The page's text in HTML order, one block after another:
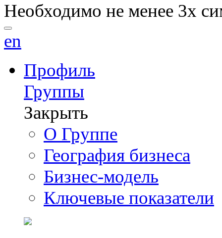
Необходимо не менее 3х
en
Профиль
Группы
Закрыть
О Группе
География бизнеса
Бизнес-модель
Ключевые показатели